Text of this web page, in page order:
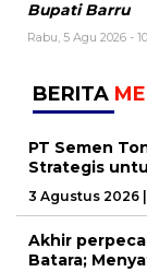
Bupati Barru
Rabu, 5 Agu 2026 -
BERITA
PT Semen
Strategis
3 Agustus 2026
Akhir
Batara;